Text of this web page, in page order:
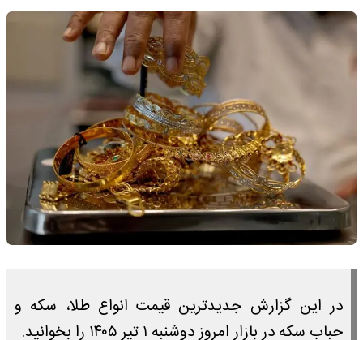
در این گزارش جدیدترین قیمت انواع طلا، سکه و
حباب سکه در بازار امروز دوشنبه ۱ تیر ۱۴۰۵ را بخوانید.